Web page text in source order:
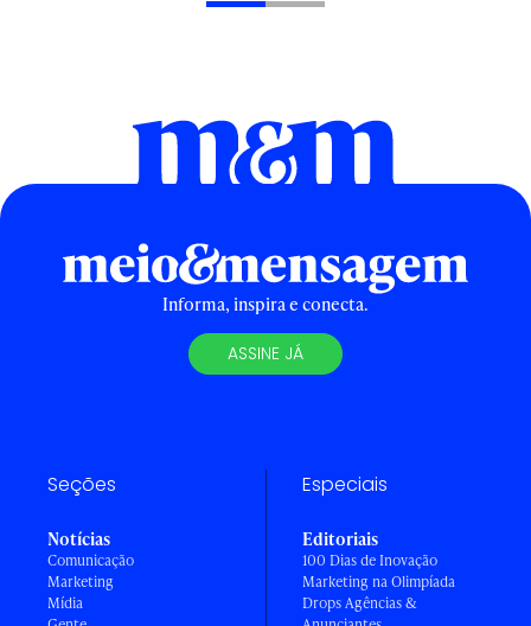
Informa, inspira e conecta.
ASSINE JÁ
Seções
Notícias
Comunicação
Marketing
Mídia
Especiais
Editoriais
100 Dias de Inovação
Marketing na Olimpíada
Drops Agências &